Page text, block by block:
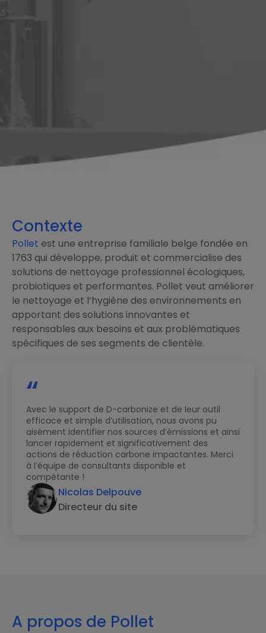
Contexte
Pollet est une entreprise familiale belge fondée en
1763 qui développe, produit et commercialise des
solutions de nettoyage professionnel écologiques,
probiotiques et performantes. Pollet veut améliorer
le nettoyage et l’hygiène des environnements en
apportant des solutions innovantes et
responsables aux besoins et aux problématiques
spécifiques de ses segments de clientèle.
“
Avec le support de D-carbonize et de leur outil
efficace et simple d’utilisation, nous avons pu
aisément identifier nos sources d’émissions et ainsi
lancer rapidement et significativement des
actions de réduction carbone impactantes. Merci
à l’équipe de consultants disponible et
compétante !
Nicolas Delpouve
Directeur du site
A propos de Pollet